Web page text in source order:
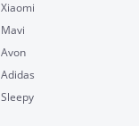
Xiaomi
Mavi
Avon
Adidas
Sleepy